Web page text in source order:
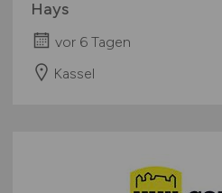
Hays
vor 6 Tagen
Kassel